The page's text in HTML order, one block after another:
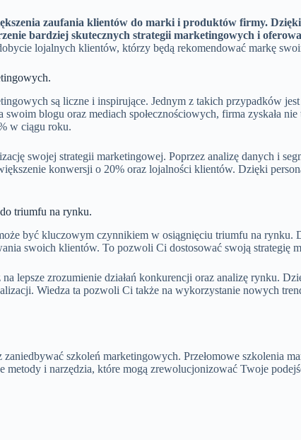
zaufania klientów do marki i produktów firmy.
bardziej skutecznych strategii marketingowych i
lojalnych klientów, którzy będą rekomendować markę
są liczne i inspirujące. Jednym z takich przypadków
blogu oraz mediach społecznościowych, firma zyskała
w ciągu roku.
swojej strategii marketingowej. Poprzez analizę danych i
konwersji o 20% oraz lojalności klientów. Dzięki
triumfu na rynku.
być kluczowym czynnikiem w osiągnięciu triumfu na rynku.
swoich klientów. To pozwoli Ci dostosować swoją strategię
lepsze zrozumienie działań konkurencji oraz analizę rynku.
Wiedza ta pozwoli Ci także na wykorzystanie nowych
szkoleń marketingowych. Przełomowe szkolenia
i narzędzia, które mogą zrewolucjonizować Twoje